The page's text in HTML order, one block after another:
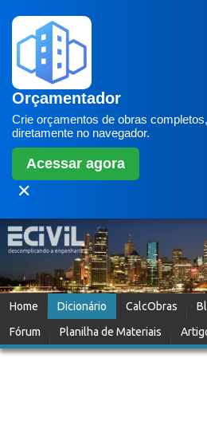
Orçamentador
Crie orçamentos de obras
diretamente no navegador.
Acessar agora
✕
Home Dicionário CalcObras
Fórum
Planilha de Materiais